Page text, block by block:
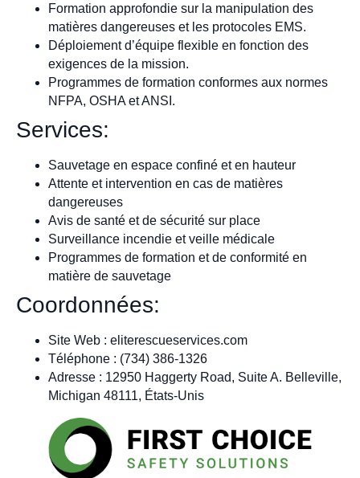
Formation approfondie sur la manipulation des
matières dangereuses et les protocoles EMS.
Déploiement d’équipe flexible en fonction des
exigences de la mission.
Programmes de formation conformes aux normes
NFPA, OSHA et ANSI.
Services:
Sauvetage en espace confiné et en hauteur
Attente et intervention en cas de matières
dangereuses
Avis de santé et de sécurité sur place
Surveillance incendie et veille médicale
Programmes de formation et de conformité en
matière de sauvetage
Coordonnées:
Site Web : eliterescueservices.com
Téléphone : (734) 386-1326
Adresse : 12950 Haggerty Road, Suite A. Belleville,
Michigan 48111, États-Unis